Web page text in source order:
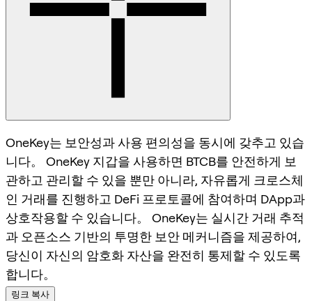
OneKey는 보안성과 사용 편의성을 동시에 갖추고 있습
니다。 OneKey 지갑을 사용하면 BTCB를 안전하게 보
관하고 관리할 수 있을 뿐만 아니라, 자유롭게 크로스체
인 거래를 진행하고 DeFi 프로토콜에 참여하며 DApp과
상호작용할 수 있습니다。 OneKey는 실시간 거래 추적
과 오픈소스 기반의 투명한 보안 메커니즘을 제공하여,
당신이 자신의 암호화 자산을 완전히 통제할 수 있도록
합니다。
링크 복사